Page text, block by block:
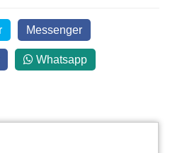
Messenger
Whatsapp